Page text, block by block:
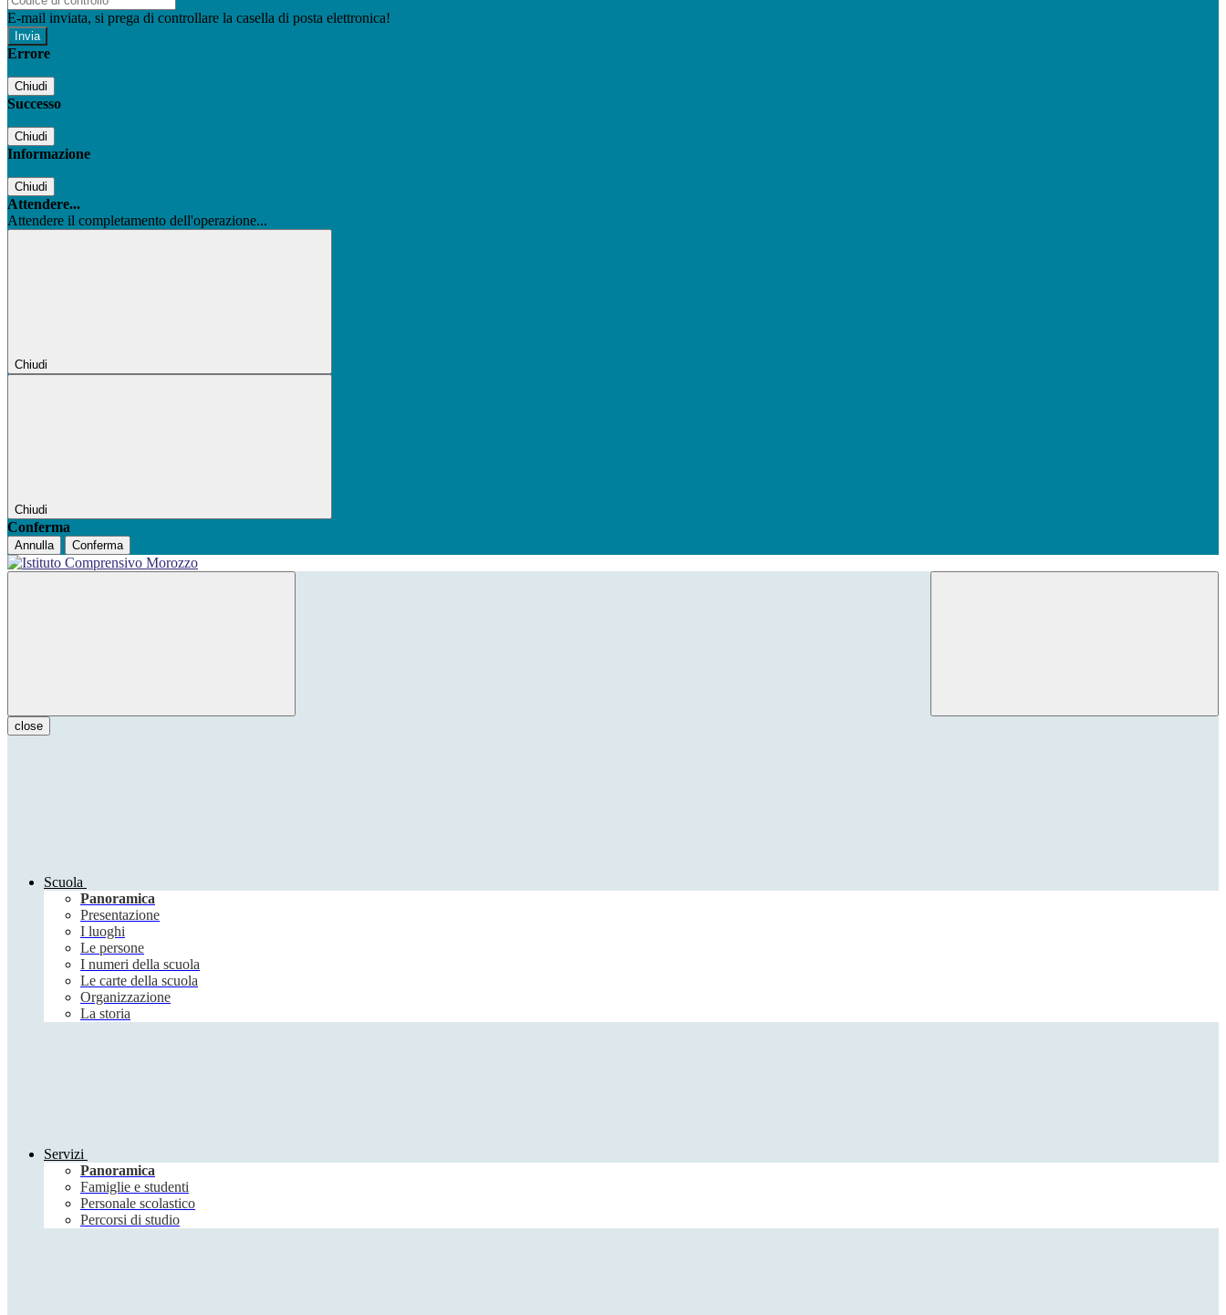
E-mail inviata, si prega di controllare la casella di posta elettronica!
Errore
Chiudi
Successo
Chiudi
Informazione
Chiudi
Attendere...
Attendere il completamento dell'operazione...
Chiudi
Chiudi
Conferma
Annulla Conferma
close
Scuola
Panoramica
Presentazione
I luoghi
Le persone
I numeri della scuola
Le carte della scuola
Organizzazione
La storia
Servizi
Panoramica
Famiglie e studenti
Personale scolastico
Percorsi di studio